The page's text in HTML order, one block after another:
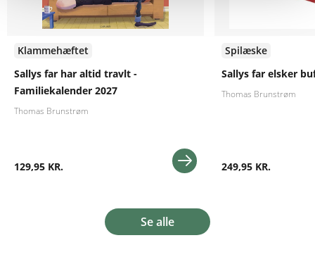
Klammehæftet
Sallys far har altid travlt -
Familiekalender 2027
Thomas Brunstrøm
129,95 KR.
Spilæske
Sallys far elsker
Thomas Brunstrøm
249,95 KR.
Se alle